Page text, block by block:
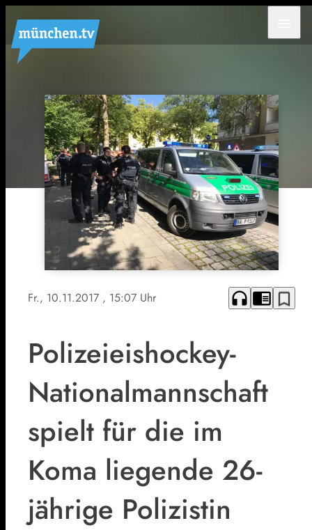
Fr., 10.11.2017 , 15:07 Uhr headphones chrome_reader_mode bookmark_border
Polizeieishockey-
Nationalmannschaft
spielt für die im
Koma liegende 26-
jährige Polizistin